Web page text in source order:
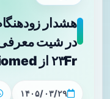
۲۳Fr از Abiomed و Oscor
۱۴۰۵/۰۳/۲۹